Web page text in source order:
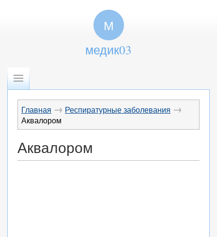
М
медик03
Главная → Респиратурные заболевания →
Аквалором
Аквалором